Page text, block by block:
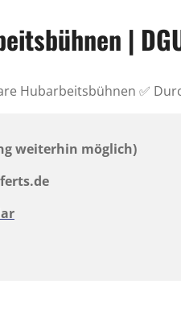
|
Hubarbeitsbühnen ✅
weiterhin möglich)